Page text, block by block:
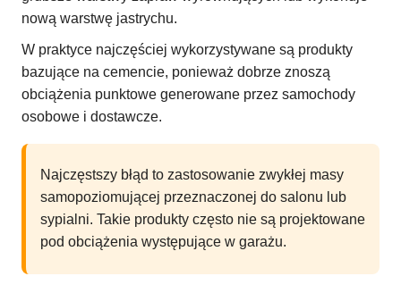
nową warstwę jastrychu.
W praktyce najczęściej wykorzystywane są produkty
bazujące na cemencie, ponieważ dobrze znoszą
obciążenia punktowe generowane przez samochody
osobowe i dostawcze.
Najczęstszy błąd to zastosowanie zwykłej masy
samopoziomującej przeznaczonej do salonu lub
sypialni. Takie produkty często nie są projektowane
pod obciążenia występujące w garażu.